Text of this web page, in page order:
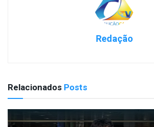
Redação
Relacionados Posts